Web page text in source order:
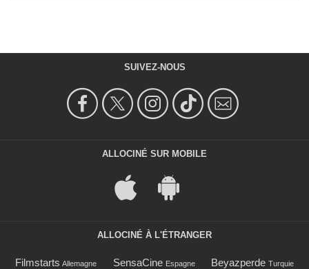
SUIVEZ-NOUS
ALLOCINÉ SUR MOBILE
ALLOCINÉ À L'ÉTRANGER
Filmstarts Allemagne SensaCine Espagne Beyazperde Turquie